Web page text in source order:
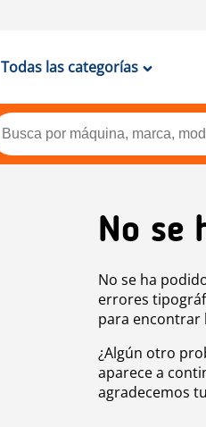
Todas las categorías
No se
No se ha
errores
para encontrar
¿Algún otro
aparece a
agradecemos